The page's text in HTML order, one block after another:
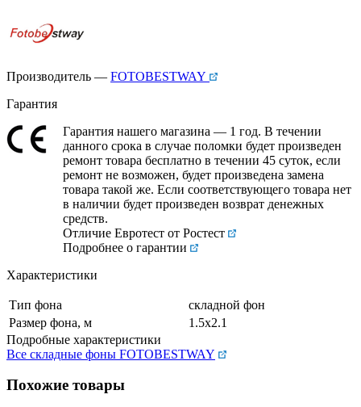
Производитель — FOTOBESTWAY
Гарантия
Гарантия нашего магазина — 1 год. В течении
данного срока в случае поломки будет произведен
ремонт товара бесплатно в течении 45 суток, если
ремонт не возможен, будет произведена замена
товара такой же. Если соответствующего товара нет
в наличии будет произведен возврат денежных
средств.
Отличие Евротест от Ростест
Подробнее о гарантии
Характеристики
Тип фона
складной фон
Размер фона, м
1.5х2.1
Подробные характеристики
Все складные фоны FOTOBESTWAY
Похожие товары